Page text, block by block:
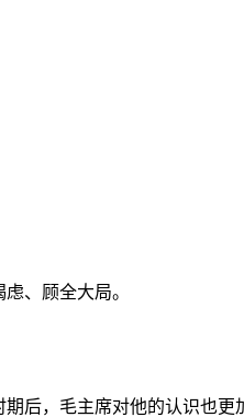
、顾全大局。
后，毛主席对他的认识也更